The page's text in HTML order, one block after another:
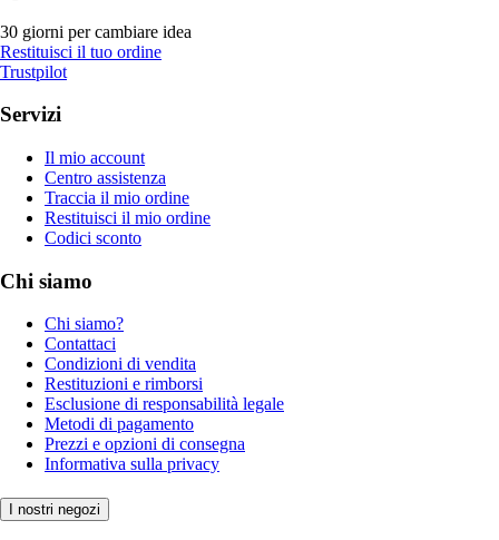
30 giorni per cambiare idea
Restituisci il tuo ordine
Trustpilot
Servizi
Il mio account
Centro assistenza
Traccia il mio ordine
Restituisci il mio ordine
Codici sconto
Chi siamo
Chi siamo?
Contattaci
Condizioni di vendita
Restituzioni e rimborsi
Esclusione di responsabilità legale
Metodi di pagamento
Prezzi e opzioni di consegna
Informativa sulla privacy
I nostri negozi